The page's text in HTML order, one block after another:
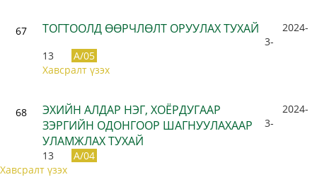
67 ТОГТООЛД ӨӨРЧЛӨЛТ ОРУУЛАХ ТУХАЙ
2024-
3-
13
A/05
Хавсралт үзэх
68
ЭХИЙН АЛДАР НЭГ, ХОЁРДУГААР
ЗЭРГИЙН ОДОНГООР ШАГНУУЛАХААР
УЛАМЖЛАХ ТУХАЙ
2024-
3-
13
A/04
Хавсралт үзэх